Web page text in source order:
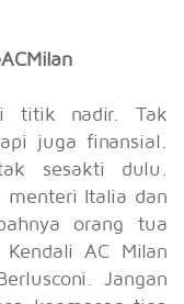
titik nadir. Tak
juga finansial.
sesakti dulu.
menteri Italia dan
orang tua
AC Milan
Jangan